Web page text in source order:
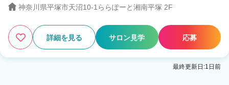
神奈川県平塚市天沼10-1ららぽーと湘南平塚 2F
詳細を見る サロン見学 応募
最終更新日:1日前